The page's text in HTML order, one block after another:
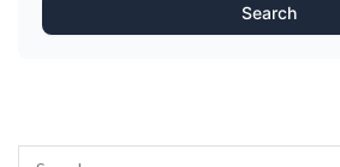
Search